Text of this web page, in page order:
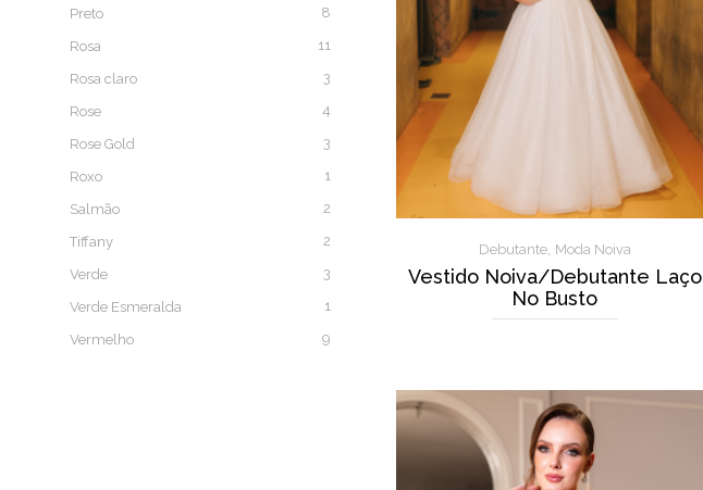
Preto 8
Rosa 11
Rosa claro 3
Rose 4
Rose Gold 3
Roxo 1
Salmão 2
Tiffany 2
Verde 3
Verde Esmeralda 1
Vermelho 9
Debutante, Moda Noiva
Vestido Noiva/Debutante Laço
No Busto